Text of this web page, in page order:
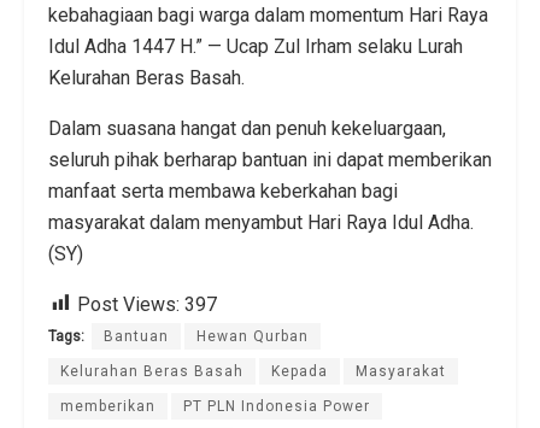
kebahagiaan bagi warga dalam momentum Hari Raya
Idul Adha 1447 H.” — Ucap Zul Irham selaku Lurah
Kelurahan Beras Basah.
Dalam suasana hangat dan penuh kekeluargaan,
seluruh pihak berharap bantuan ini dapat memberikan
manfaat serta membawa keberkahan bagi
masyarakat dalam menyambut Hari Raya Idul Adha.
(SY)
Post Views: 397
Tags: Bantuan Hewan Qurban
Kelurahan Beras Basah Kepada Masyarakat
memberikan PT PLN Indonesia Power